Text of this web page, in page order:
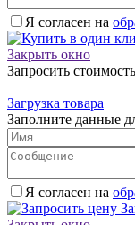
Я согласен на
Закрыть окно
Запросить
Загрузка товара
Заполните данные
Я согласен на